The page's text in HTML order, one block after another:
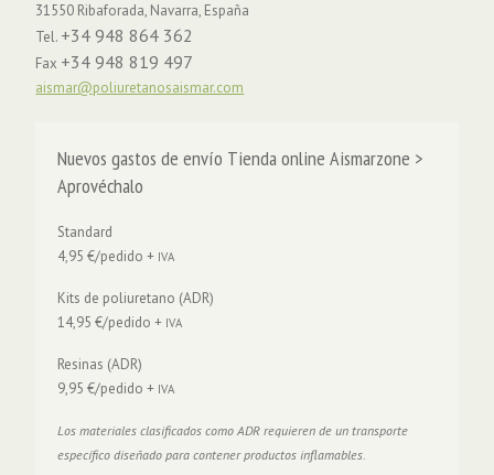
31550 Ribaforada, Navarra, España
Tel. +34 948 864 362
Fax +34 948 819 497
aismar@poliuretanosaismar.com
Nuevos gastos de envío Tienda online Aismarzone >
Aprovéchalo
Standard
4,95 €/pedido + IVA
Kits de poliuretano (ADR)
14,95 €/pedido + IVA
Resinas (ADR)
9,95 €/pedido + IVA
Los materiales clasificados como ADR requieren de un transporte
específico diseñado para contener productos inflamables.